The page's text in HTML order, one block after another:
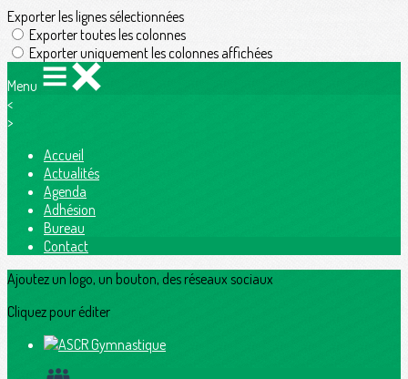
Exporter les lignes sélectionnées
Exporter toutes les colonnes
Exporter uniquement les colonnes affichées
Menu
<
>
Accueil
Actualités
Agenda
Adhésion
Bureau
Contact
Ajoutez un logo, un bouton, des réseaux sociaux
Cliquez pour éditer